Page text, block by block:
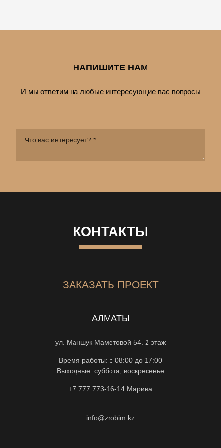
НАПИШИТЕ НАМ
И мы ответим на любые интересующие вас вопросы
КОНТАКТЫ
ЗАКАЗАТЬ ПРОЕКТ
АЛМАТЫ
ул. Маншук Маметовой 54, 2 этаж
Время работы: с 08:00 до 17:00
Выходные: суббота, воскресенье
+7 777 773-16-14 Марина
info@zrobim.kz